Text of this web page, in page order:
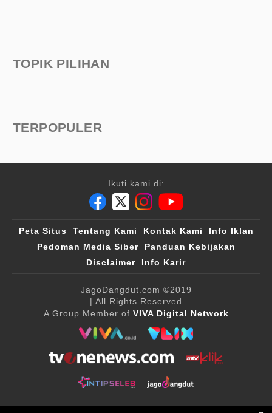
TOPIK PILIHAN
TERPOPULER
Ikuti kami di:
Peta Situs Tentang Kami Kontak Kami
Info Iklan
Pedoman Media Siber
Panduan Kebijakan
Disclaimer
Info Karir
JagoDangdut.com ©2019
| All Rights Reserved
A Group Member of VIVA Digital Network